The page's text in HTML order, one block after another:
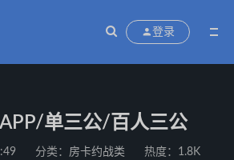
登录
单三公/百人三公
分类： 房卡约战类
热度：1.8K